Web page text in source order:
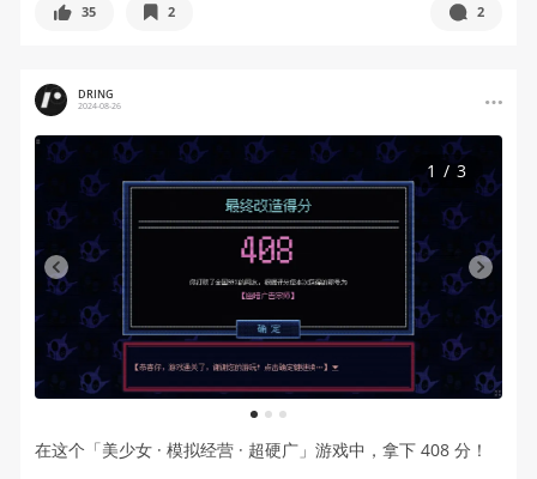
35 2 2
DRING
2024-08-26
1 2 3
1 / 3
在这个「美少女 · 模拟经营 · 超硬广」游戏中，拿下 408 分！